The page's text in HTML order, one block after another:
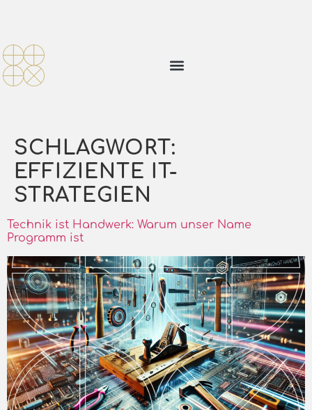
SCHLAGWORT:
EFFIZIENTE IT-
STRATEGIEN
Technik ist Handwerk: Warum unser Name
Programm ist